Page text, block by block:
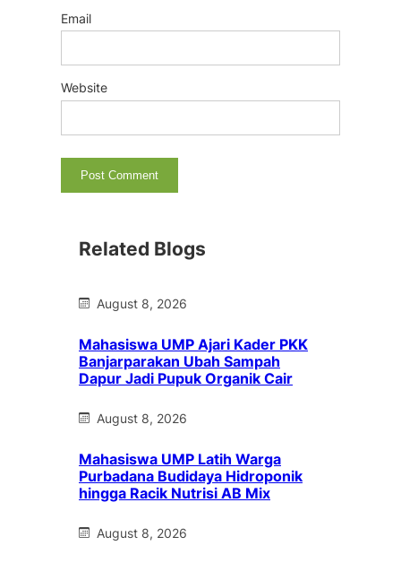
Email
Website
Related Blogs
August 8, 2026
Mahasiswa UMP Ajari Kader PKK
Banjarparakan Ubah Sampah
Dapur Jadi Pupuk Organik Cair
August 8, 2026
Mahasiswa UMP Latih Warga
Purbadana Budidaya Hidroponik
hingga Racik Nutrisi AB Mix
August 8, 2026